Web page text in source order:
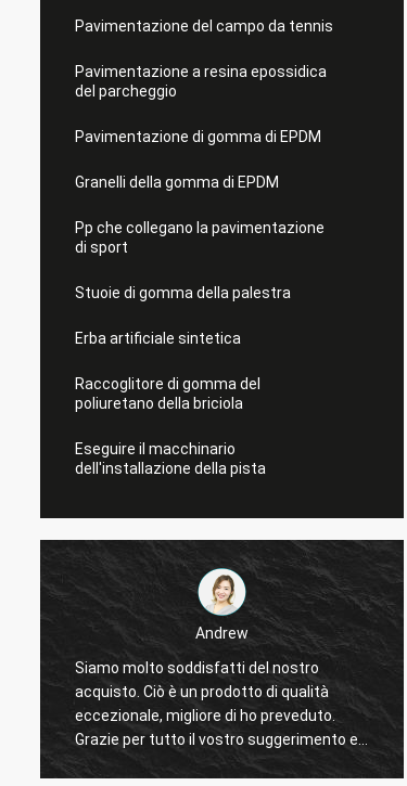
Pavimentazione del campo da tennis
Pavimentazione a resina epossidica
del parcheggio
Pavimentazione di gomma di EPDM
Granelli della gomma di EPDM
Pp che collegano la pavimentazione
di sport
Stuoie di gomma della palestra
Erba artificiale sintetica
Raccoglitore di gomma del
poliuretano della briciola
Eseguire il macchinario
dell'installazione della pista
Andrew
Siamo molto soddisfatti del nostro
acquisto. Ciò è un prodotto di qualità
eccezionale, migliore di ho preveduto.
Grazie per tutto il vostro suggerimento e
buon servizio, spero che possiamo avere